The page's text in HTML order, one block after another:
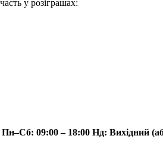
у розіграшах:
09:00 – 18:00 Нд: Вихідний